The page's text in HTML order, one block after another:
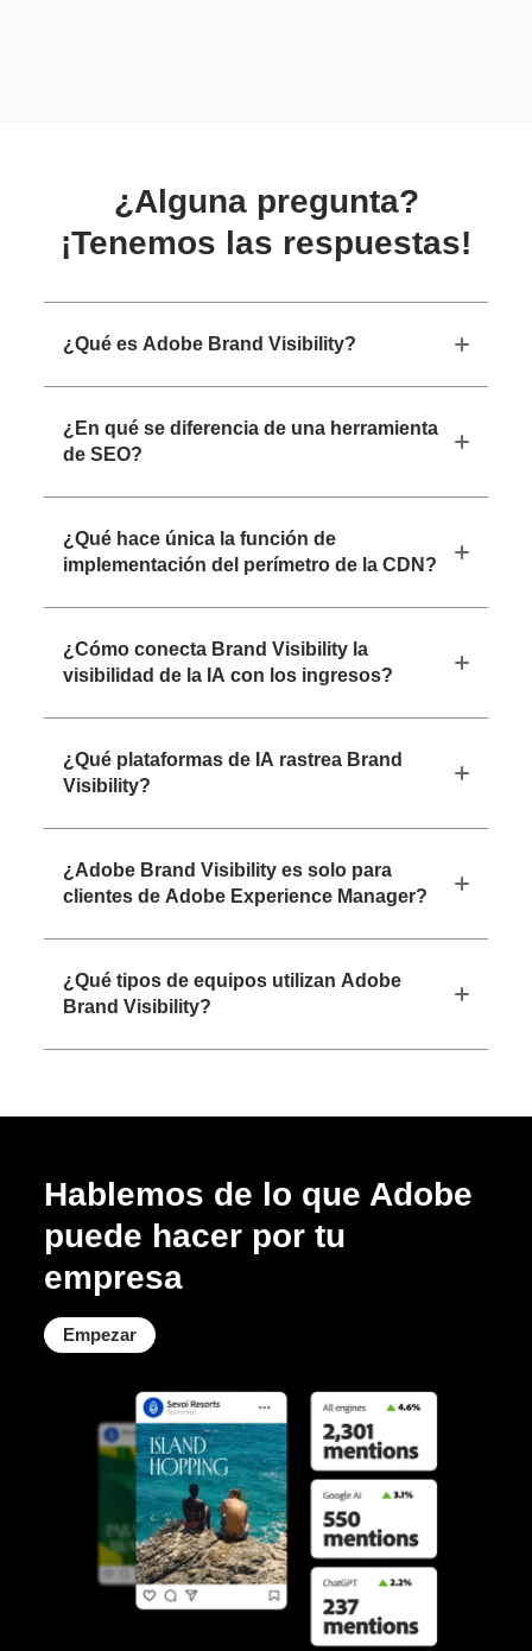
¿Alguna pregunta?
¡Tenemos las respuestas!
¿Qué es Adobe Brand Visibility?
¿En qué se diferencia de una herramienta
de SEO?
¿Qué hace única la función de
implementación del perímetro de la CDN?
¿Cómo conecta Brand Visibility la
visibilidad de la IA con los ingresos?
¿Qué plataformas de IA rastrea Brand
Visibility?
¿Adobe Brand Visibility es solo para
clientes de Adobe Experience Manager?
¿Qué tipos de equipos utilizan Adobe
Brand Visibility?
Hablemos de lo que Adobe
puede hacer por tu
empresa
Empezar